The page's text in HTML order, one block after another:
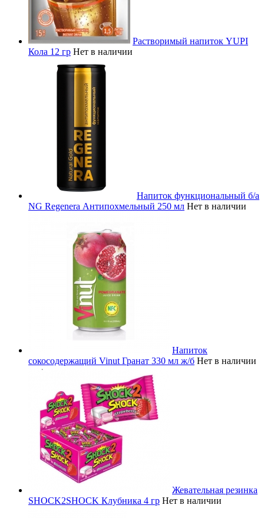
Растворимый напиток YUPI
Кола 12 гр Нет в наличии
Напиток функциональный б/а
NG Regenera Антипохмельный 250 мл Нет в наличии
Напиток
сокосодержащий Vinut Гранат 330 мл ж/б Нет в наличии
Жевательная резинка
SHOCK2SHOCK Клубника 4 гр Нет в наличии